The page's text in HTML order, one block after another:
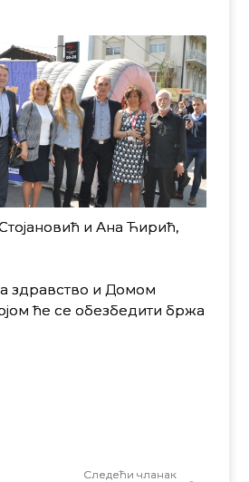
и Ана Ћирић,
здравство и Домом
ће се обезбедити бржа
Следећи чланак